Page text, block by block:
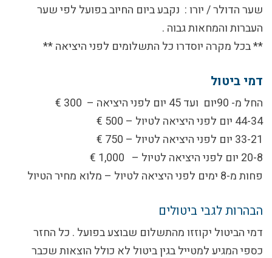
שער הדולר / יורו: נקבע ביום החיוב בפועל לפי שער
העברות והמחאות גבוה .
** בכל מקרה יוסדרו כל התשלומים לפני היציאה **
דמי ביטול
החל מ- 90יום ועד 45 יום לפני היציאה – 300 €
44-34 יום לפני היציאה לטיול – 500 €
33-21 יום לפני היציאה לטיול – 750 €
20-8 יום לפני היציאה לטיול – 1,000 €
פחות מ-8 ימים לפני היציאה לטיול – מלוא מחיר הטיול
הבהרות לגבי ביטולים
דמי הביטול יקוזזו מהתשלום שבוצע בפועל . כל החזר
כספי המגיע למטייל בגין ביטול לא כולל הוצאות שכבר